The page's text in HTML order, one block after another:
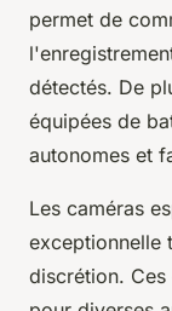
permet de
détectés. De
équipées de
autonomes et
Les caméras
exceptionnelle
discrétion.